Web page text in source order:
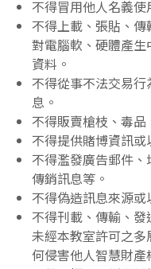
不得冒用他人名義使
不得上載、張貼、
對電腦軟、硬體產
資料。
不得從事不法交易
息。
不得販賣槍枝、毒
不得提供賭博資訊或
不得濫發廣告郵件
傳銷訊息等。
不得偽造訊息來源
不得刊載、傳輸、
未經本教室許可之
何侵害他人智慧財產